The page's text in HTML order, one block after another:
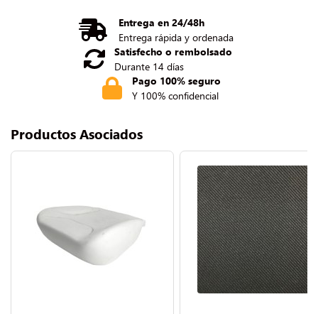
Entrega en 24/48h
Entrega rápida y ordenada
Satisfecho o rembolsado
Durante 14 días
Pago 100% seguro
Y 100% confidencial
Productos Asociados